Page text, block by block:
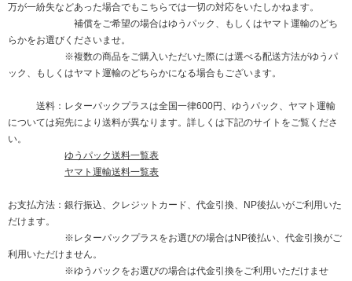
万が一紛失などあった場合でもこちらでは一切の対応をいたしかねます。
補償をご希望の場合はゆうパック、もしくはヤマト運輸のどち
らかをお選びくださいませ。
※複数の商品をご購入いただいた際には選べる配送方法がゆうパ
ック、もしくはヤマト運輸のどちらかになる場合もございます。
送料：レターパックプラスは全国一律600円、ゆうパック、ヤマト運輸
については宛先により送料が異なります。詳しくは下記のサイトをご覧くださ
い。
ゆうパック送料一覧表
ヤマト運輸送料一覧表
お支払方法：銀行振込、クレジットカード、代金引換、NP後払いがご利用いた
だけます。
※レターパックプラスをお選びの場合はNP後払い、代金引換がご
利用いただけません。
※ゆうパックをお選びの場合は代金引換をご利用いただけませ